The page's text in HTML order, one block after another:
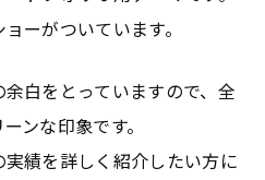
ーがついています。
余白をとっていますので、全
ンな印象です。
績を詳しく紹介したい方に